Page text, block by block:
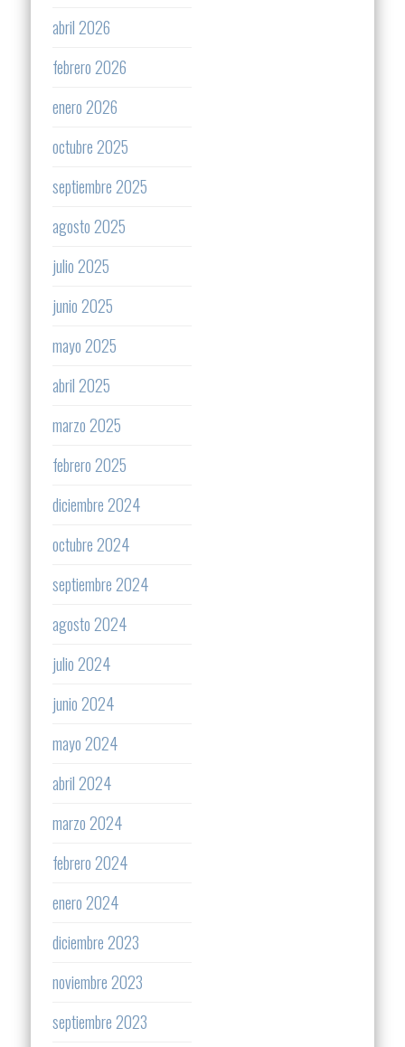
abril 2026
febrero 2026
enero 2026
octubre 2025
septiembre 2025
agosto 2025
julio 2025
junio 2025
mayo 2025
abril 2025
marzo 2025
febrero 2025
diciembre 2024
octubre 2024
septiembre 2024
agosto 2024
julio 2024
junio 2024
mayo 2024
abril 2024
marzo 2024
febrero 2024
enero 2024
diciembre 2023
noviembre 2023
septiembre 2023